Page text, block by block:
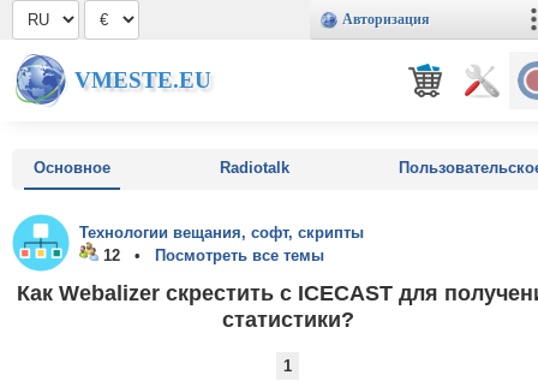
Авторизация
VMESTE.EU
Основное Radiotalk
Технологии вещания, софт, скрипты
12 •
Посмотреть все темы
Как Webalizer скрестить с ICECAST для
статистики?
1